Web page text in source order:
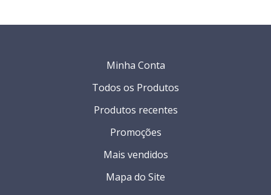
Minha Conta
Todos os Produtos
Produtos recentes
Promoções
Mais vendidos
Mapa do Site